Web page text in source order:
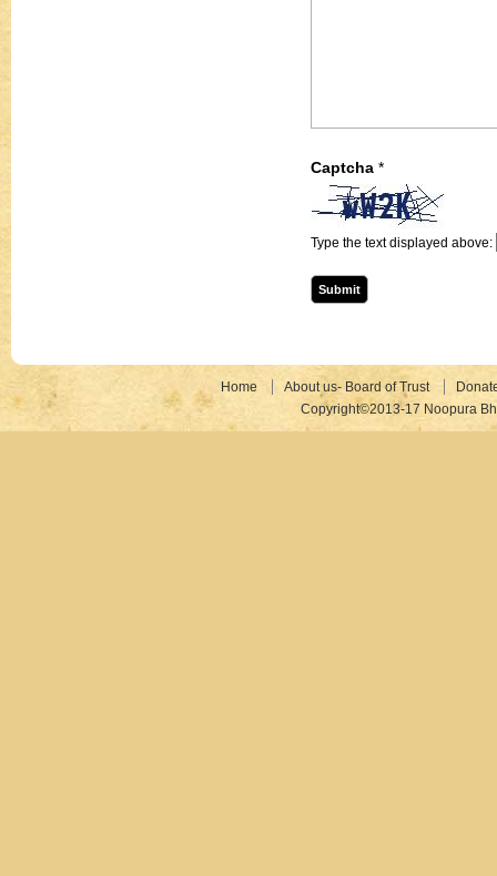
Captcha *
Type the text displayed above:
Home About us- Board of Trust
Copyright©2013-17 Noopura